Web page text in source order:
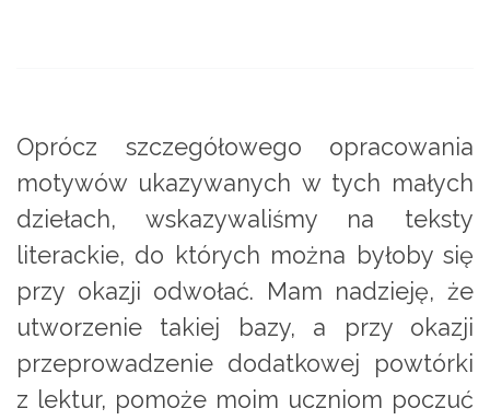
Oprócz szczegółowego opracowania
motywów ukazywanych w tych małych
dziełach, wskazywaliśmy na teksty
literackie, do których można byłoby się
przy okazji odwołać. Mam nadzieję, że
utworzenie takiej bazy, a przy okazji
przeprowadzenie dodatkowej powtórki
z lektur, pomoże moim uczniom poczuć